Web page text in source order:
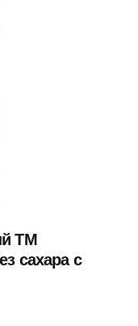
ТМ
сахара с